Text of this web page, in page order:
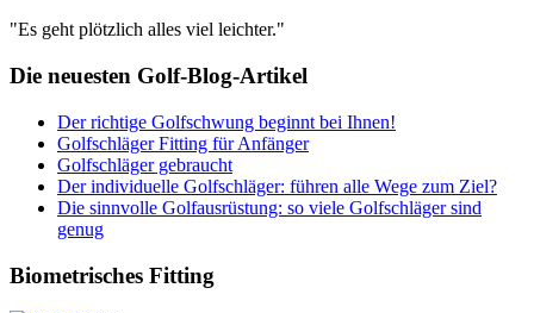
"Es geht plötzlich alles viel leichter."
Die neuesten Golf-Blog-Artikel
Der richtige Golfschwung beginnt bei Ihnen!
Golfschläger Fitting für Anfänger
Golfschläger gebraucht
Der individuelle Golfschläger: führen alle Wege zum Ziel?
Die sinnvolle Golfausrüstung: so viele Golfschläger sind
genug
Biometrisches Fitting